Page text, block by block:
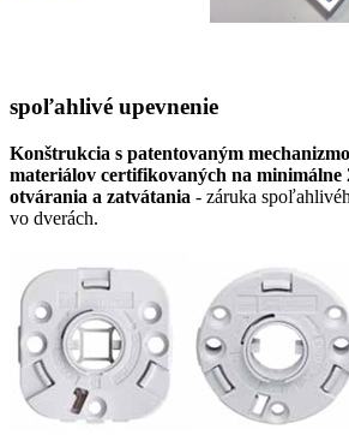
spoľahlivé upevnenie
Konštrukcia s patentovaným
materiálov certifikovaných na minimálne
otvárania a zatvátania - záruka
vo dverách.